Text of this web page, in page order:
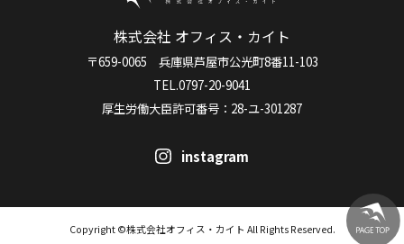
株式会社 オフィス・カイト
〒659-0065 兵庫県芦屋市公光町8番11-103
TEL.0797-20-9041
厚生労働大臣許可番号：28-ユ-301287
instagram
Copyright ©株式会社オフィス・カイト All Rights Reserved.